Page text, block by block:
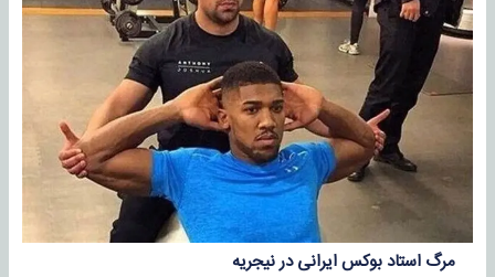
مرگ استاد بوکس ایرانی در نیجریه